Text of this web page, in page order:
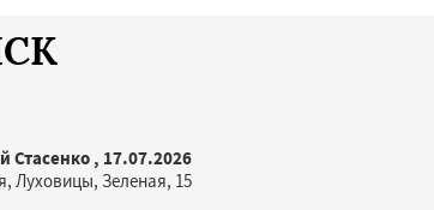
Стасенко , 17.07.2026
Луховицы, Зеленая, 15